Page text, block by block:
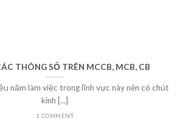
THÔNG SỐ TRÊN MCCB, MCB, CB
năm làm việc trong lĩnh vực này nên có chút
kinh [...]
1 COMMENT